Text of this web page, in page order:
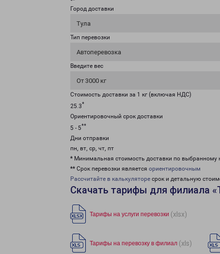
Город доставки
Тула
Тип перевозки
Автоперевозка
Введите вес
От 3000 кг
Стоимость доставки за 1 кг (включая НДС)
25.3*
Ориентировочный срок доставки
5 - 5**
Дни отправки
пн, вт, ср, чт, пт
* Минимальная стоимость доставки по выбранному
** Срок перевозки является ориентировочным
Рассчитайте в калькуляторе срок и детальную
Скачать тарифы для филиала
Тарифы на услуги перевозки (xlsx)
Тарифы на перевозку в филиал (xls)